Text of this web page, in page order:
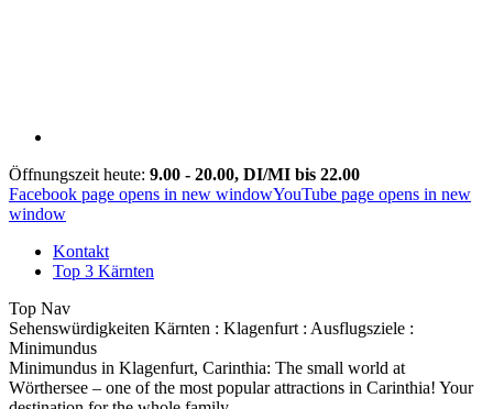
Öffnungszeit heute: 9.00 - 20.00, DI/MI bis 22.00
Facebook page opens in new windowYouTube page opens in new
window
Kontakt
Top 3 Kärnten
Top Nav
Sehenswürdigkeiten Kärnten : Klagenfurt : Ausflugsziele :
Minimundus
Minimundus in Klagenfurt, Carinthia: The small world at
Wörthersee – one of the most popular attractions in Carinthia! Your